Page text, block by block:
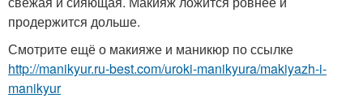
продержится дольше.
Смотрите ещё о макияже и маникюр по ссылке
http://manikyur.ru-best.com/uroki-manikyura/makiyazh-i-
manikyur